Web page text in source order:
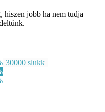
hiszen jobb ha nem tudja
30000 slukk